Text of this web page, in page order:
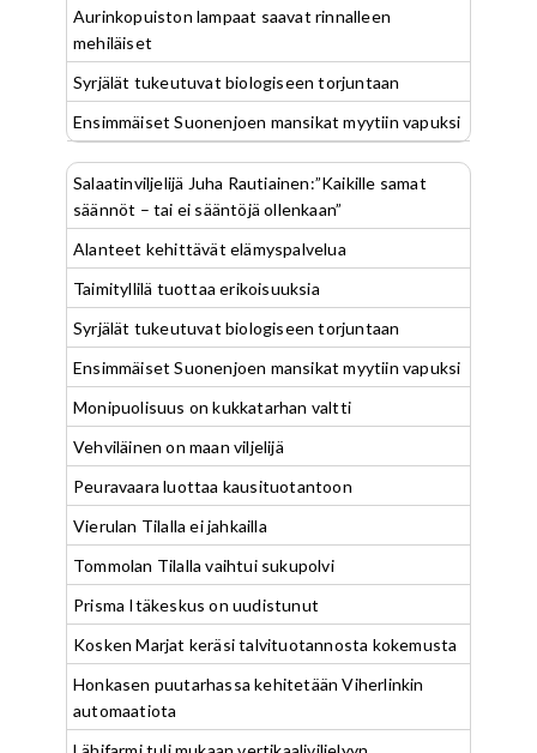
Aurinkopuiston lampaat saavat rinnalleen
mehiläiset
Syrjälät tukeutuvat biologiseen torjuntaan
Ensimmäiset Suonenjoen mansikat myytiin vapuksi
Salaatinviljelijä Juha Rautiainen:”Kaikille samat
säännöt – tai ei sääntöjä ollenkaan”
Alanteet kehittävät elämyspalvelua
Taimityllilä tuottaa erikoisuuksia
Syrjälät tukeutuvat biologiseen torjuntaan
Ensimmäiset Suonenjoen mansikat myytiin vapuksi
Monipuolisuus on kukkatarhan valtti
Vehviläinen on maan viljelijä
Peuravaara luottaa kausituotantoon
Vierulan Tilalla ei jahkailla
Tommolan Tilalla vaihtui sukupolvi
Prisma Itäkeskus on uudistunut
Kosken Marjat keräsi talvituotannosta kokemusta
Honkasen puutarhassa kehitetään Viherlinkin
automaatiota